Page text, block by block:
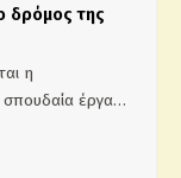
δρόμος της
η
έργα…